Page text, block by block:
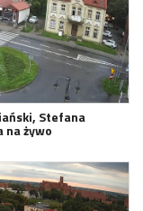
Stefana
na żywo